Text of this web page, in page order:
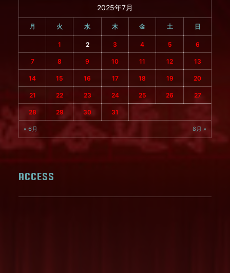
2025年7月
月 火 水 木 金 土 日
1 2 3 4 5 6
7 8 9 10 11 12 13
14 15 16 17 18 19 20
21 22 23 24 25 26 27
28 29 30 31
« 6月 8月 »
ACCESS